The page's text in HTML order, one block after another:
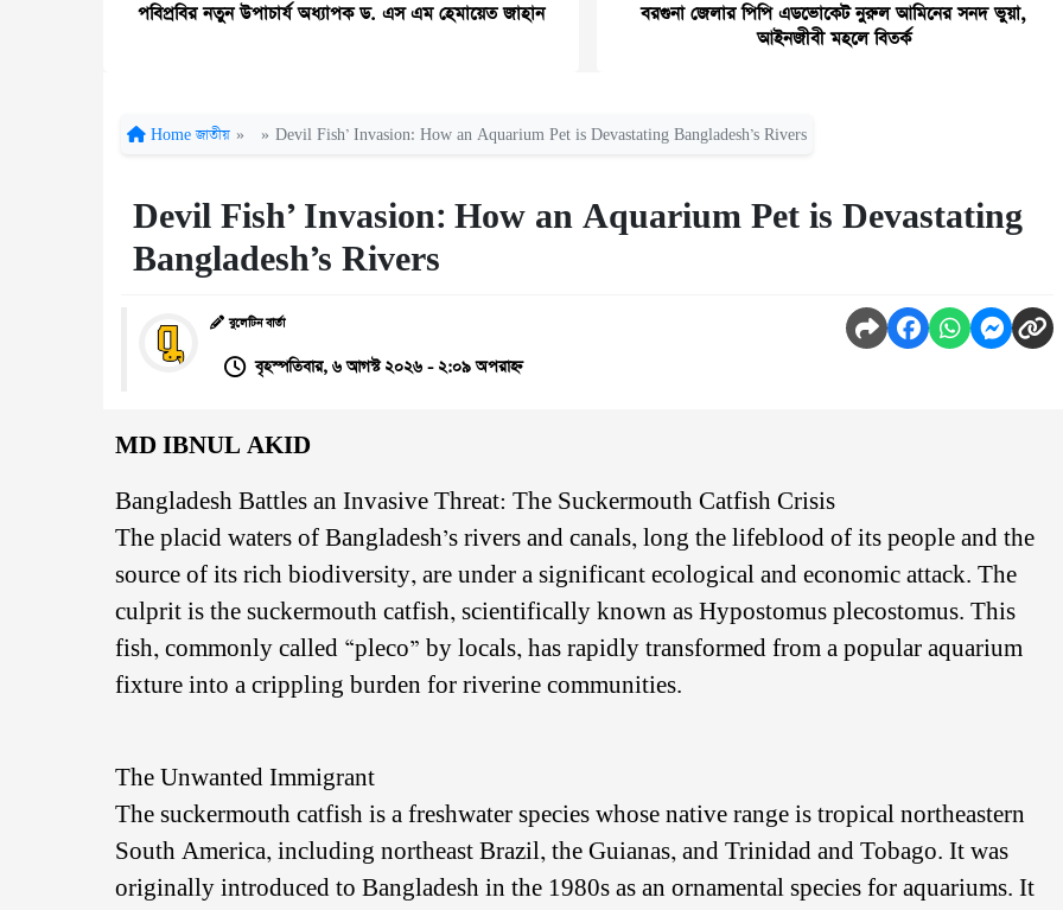
পবিপ্রবির নতুন উপাচার্য অধ্যাপক ড. এস এম হেমায়েত জাহান
বরগুনা জেলার পিপি এডভোকেট নুরুল আমিনের সনদ ভুয়া,
আইনজীবী মহলে বিতর্ক
Home জাতীয় » » Devil Fish’ Invasion: How an Aquarium Pet is Devastating Bangladesh’s Rivers
Devil Fish’ Invasion: How an Aquarium Pet is Devastating
Bangladesh’s Rivers
বুলেটিন বার্তা
বৃহস্পতিবার, ৬ আগস্ট ২০২৬ - ২:০৯ অপরাহ্ন
MD IBNUL AKID
Bangladesh Battles an Invasive Threat: The Suckermouth Catfish Crisis
The placid waters of Bangladesh’s rivers and canals, long the lifeblood of its people and the
source of its rich biodiversity, are under a significant ecological and economic attack. The
culprit is the suckermouth catfish, scientifically known as Hypostomus plecostomus. This
fish, commonly called “pleco” by locals, has rapidly transformed from a popular aquarium
fixture into a crippling burden for riverine communities.
The Unwanted Immigrant
The suckermouth catfish is a freshwater species whose native range is tropical northeastern
South America, including northeast Brazil, the Guianas, and Trinidad and Tobago. It was
originally introduced to Bangladesh in the 1980s as an ornamental species for aquariums. It